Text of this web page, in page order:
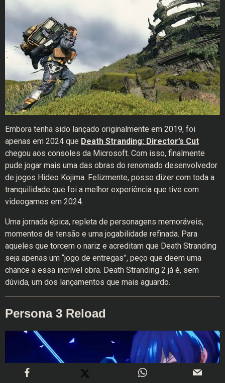
Embora tenha sido lançado originalmente em 2019, foi
apenas em 2024 que Death Stranding: Director’s Cut
chegou aos consoles da Microsoft. Com isso, finalmente
pude jogar mais uma das obras do renomado desenvolvedor
de jogos Hideo Kojima. Felizmente, posso dizer com toda a
tranquilidade que foi a melhor experiência que tive com
videogames em 2024.
Uma jornada épica, repleta de personagens memoráveis,
momentos de tensão e uma jogabilidade refinada. Para
aqueles que torcem o nariz e acreditam que Death Stranding
seja apenas um “jogo de entregas”, peço que deem uma
chance a essa incrível obra. Death Stranding 2 já é, sem
dúvida, um dos lançamentos que mais aguardo.
Persona 3 Reload